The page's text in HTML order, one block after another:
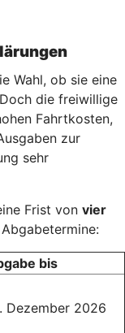
Wahl, ob sie eine
die freiwillige
Fahrtkosten,
zur
sehr
Frist von vier
bis
Dezember 2026